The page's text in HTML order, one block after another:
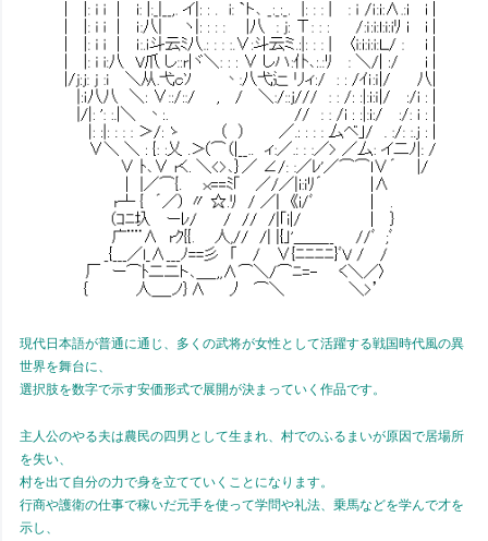
現代日本語が普通に通じ、多くの武将が女性として活躍する戦国時代風の異
世界を舞台に、
選択肢を数字で示す安価形式で展開が決まっていく作品です。
主人公のやる夫は農民の四男として生まれ、村でのふるまいが原因で居場所
を失い、
村を出て自分の力で身を立てていくことになります。
行商や護衛の仕事で稼いだ元手を使って学問や礼法、乗馬などを学んで才を
示し、